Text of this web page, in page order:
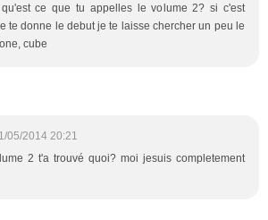
ce que tu appelles le volume 2? si c'est
te donne le debut je te laisse chercher un peu le
cube
05/2014 20:21
2 t'a trouvé quoi? moi jesuis completement